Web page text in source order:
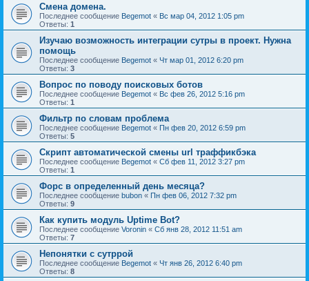
Смена домена.
Последнее сообщение Begemot « Вс мар 04, 2012 1:05 pm
Ответы: 1
Изучаю возможность интеграции сутры в проект. Нужна
помощь
Последнее сообщение Begemot « Чт мар 01, 2012 6:20 pm
Ответы: 3
Вопрос по поводу поисковых ботов
Последнее сообщение Begemot « Вс фев 26, 2012 5:16 pm
Ответы: 1
Фильтр по словам проблема
Последнее сообщение Begemot « Пн фев 20, 2012 6:59 pm
Ответы: 5
Скрипт автоматической смены url траффикбэка
Последнее сообщение Begemot « Сб фев 11, 2012 3:27 pm
Ответы: 1
Форс в определенный день месяца?
Последнее сообщение bubon « Пн фев 06, 2012 7:32 pm
Ответы: 9
Как купить модуль Uptime Bot?
Последнее сообщение Voronin « Сб янв 28, 2012 11:51 am
Ответы: 7
Непонятки с сутррой
Последнее сообщение Begemot « Чт янв 26, 2012 6:40 pm
Ответы: 8